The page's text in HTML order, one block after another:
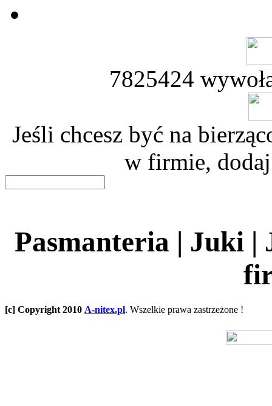
7825424
Jeśli chcesz być na
w firmie,
Pasmanteria | Juki |
[c] Copyright 2010 A-nitex.pl. Wszelkie prawa zastrzeżone !